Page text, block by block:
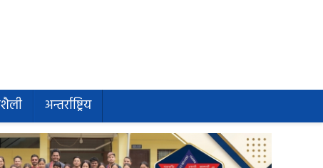
अन्तर्राष्ट्रिय